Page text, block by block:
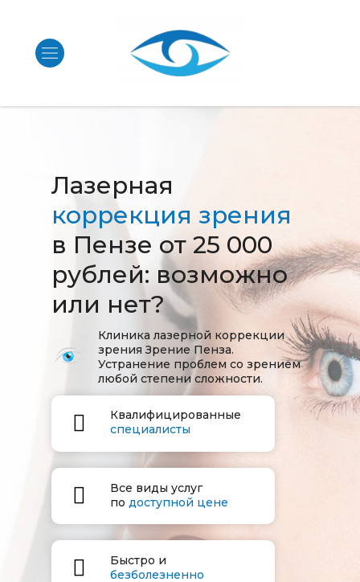
Лазерная
коррекция зрения
в Пензе от 25 000
рублей: возможно
или нет?
Клиника лазерной коррекции
зрения Зрение Пенза.
Устранение проблем со зрением
любой степени сложности.
Квалифицированные
специалисты
Все виды услуг
по доступной цене
Быстро и
безболезненно